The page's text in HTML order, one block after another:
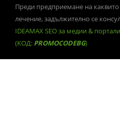
Преди предприемане на каквито
лечение, задължително се
IDEAMAX SEO за медии & портали
(КОД: PROMOCODEBG)